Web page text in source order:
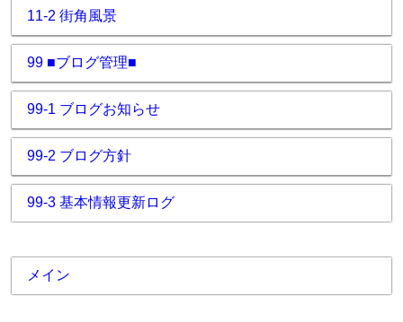
11-2 街角風景
99 ■ブログ管理■
99-1 ブログお知らせ
99-2 ブログ方針
99-3 基本情報更新ログ
メイン